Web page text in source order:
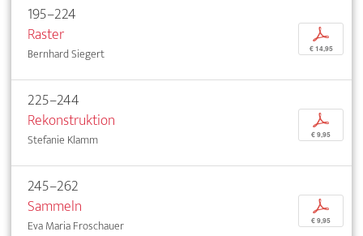
195–224
Raster
Bernhard Siegert
p
€ 14,95
225–244
Rekonstruktion
Stefanie Klamm
p
€ 9,95
245–262
Sammeln
Eva Maria Froschauer
p
€ 9,95